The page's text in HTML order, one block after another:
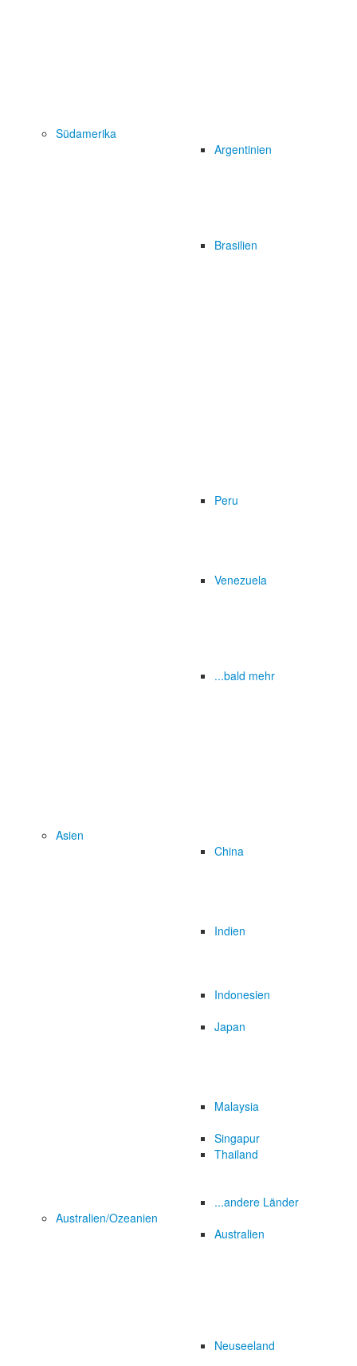
Südamerika
Argentinien
Brasilien
Peru
Venezuela
...bald mehr
Asien
China
Indien
Indonesien
Japan
Malaysia
Singapur
Thailand
...andere Länder
Australien/Ozeanien
Australien
Neuseeland